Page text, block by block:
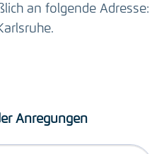
an folgende Adresse:
Anregungen